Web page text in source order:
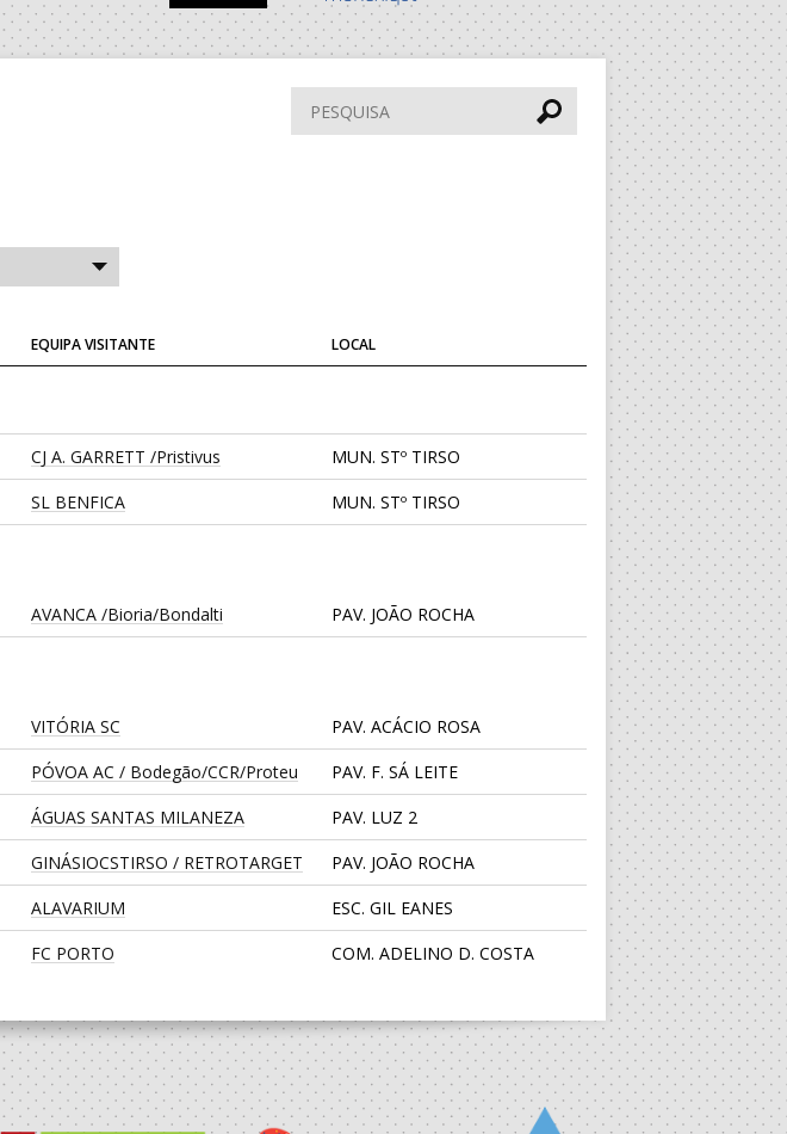
Pesquisar
EQUIPA VISITANTE LOCAL
CJ A. GARRETT /Pristivus
MUN. STº TIRSO
SL BENFICA MUN. STº TIRSO
AVANCA /Bioria/Bondalti PAV. JOÃO ROCHA
VITÓRIA SC
PAV. ACÁCIO ROSA
PÓVOA AC / Bodegão/CCR/Proteu
PAV. F. SÁ LEITE
ÁGUAS SANTAS MILANEZA
PAV. LUZ 2
GINÁSIOCSTIRSO / RETROTARGET
PAV. JOÃO ROCHA
ALAVARIUM
ESC. GIL EANES
FC PORTO COM. ADELINO D. COSTA
LIS
CD FEIRENSE /Movit PAV. LUZ 2